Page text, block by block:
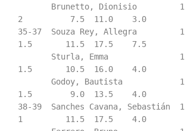
2          7.5  11.0    3.0
35-37  Souza Rey, Allegra         1
1.5       11.5  17.5    7.5
1.5       10.5  16.0    4.0
1.5        9.0  13.5    4.0
38-39  Sanches Cavana, Sebastián  1
1         11.5  17.5    4.0